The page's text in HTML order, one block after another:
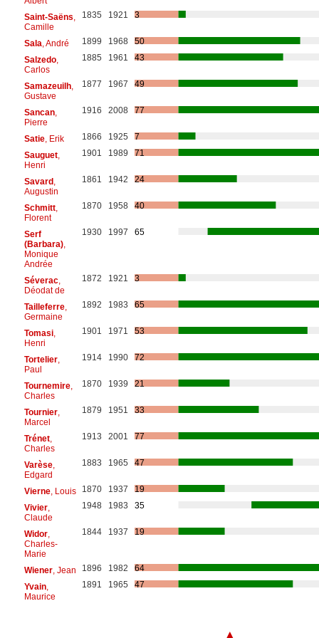
Saint-Saëns
Camille
1835 1921 3
Sala , André 1899 1968
50
Salzedo,
Carlos
1885 1961 43
Samazeuilh,
Gustave
1877 1967 49
Sancan,
Pierre
1916 2008 77
Satie, Erik 1866 1925
7
Sauguet,
Henri
1901 1989 71
Savard,
Augustin
1861 1942 24
Schmitt,
Florent
1870 1958 40
Serf
(Barbara),
Monique
Andrée
1930 1997 65
Séverac,
Déodat de
1872 1921 3
Tailleferre,
Germaine
1892 1983 65
Tomasi,
Henri
1901 1971 53
Tortelier,
Paul
1914 1990 72
Tournemire,
Charles
1870 1939 21
Tournier,
Marcel
1879 1951 33
Trénet,
Charles
1913 2001 77
Varèse,
Edgard
1883 1965 47
Vierne, Louis 1870 1937
19
Vivier,
Claude
1948 1983 35
Widor,
Charles-
Marie
1844 1937 19
Wiener, Jean 1896 1982
64
Yvain,
Maurice
1891 1965 47